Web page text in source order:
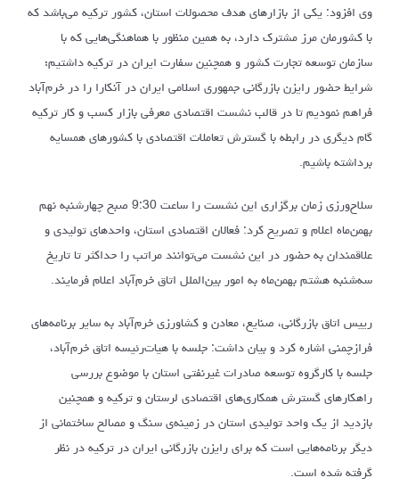
وی افزود: یکی از بازارهای هدف محصولات استان، کشور ترکیه می‌باشد که
با کشورمان مرز مشترک دارد، به همین منظور با هماهنگی‌هایی که با
سازمان توسعه تجارت کشور و همچنین سفارت ایران در ترکیه داشتیم؛
شرایط حضور رایزن بازرگانی جمهوری اسلامی ایران در آنکارا را در خرم‌آباد
فراهم نمودیم تا در قالب نشست اقتصادی معرفی بازار کسب و کار ترکیه
گام دیگری در رابطه با گسترش تعاملات اقتصادی با کشورهای همسایه
برداشته باشیم.
سلاح‌ورزی زمان برگزاری این نشست را ساعت 9:30 صبح چهارشنبه نهم
بهمن‌ماه اعلام و تصریح کرد: فعالان اقتصادی استان، واحدهای تولیدی و
علاقمندان به حضور در این نشست می‌توانند مراتب را حداکثر تا تاریخ
سه‌شنبه هشتم بهمن‌ماه به امور بین‌الملل اتاق خرم‌آباد اعلام فرمایند.
رییس اتاق بازرگانی، صنایع، معادن و کشاورزی خرم‌آباد به سایر برنامه‌های
فرازچمنی اشاره کرد و بیان داشت: جلسه با هیات‌رئیسه اتاق خرم‌آباد،
جلسه با کارگروه توسعه صادرات غیرنفتی استان با موضوع بررسی
راهکارهای گسترش همکاری‌های اقتصادی لرستان و ترکیه و همچنین
بازدید از یک واحد تولیدی استان در زمینه‌ی سنگ و مصالح ساختمانی از
دیگر برنامه‌هایی است که برای رایزن بازرگانی ایران در ترکیه در نظر
گرفته شده است.